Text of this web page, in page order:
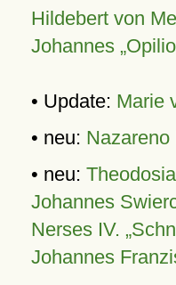
Hildebert von
Johannes
• Update: Marie
• neu: Nazareno
• neu: Theodosia
Johannes
Nerses IV.
Johannes